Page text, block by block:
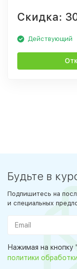
Скидка:
Действующий
Будьте в
Подпишитесь на
и специальных
Нажимая на кнопку
политики